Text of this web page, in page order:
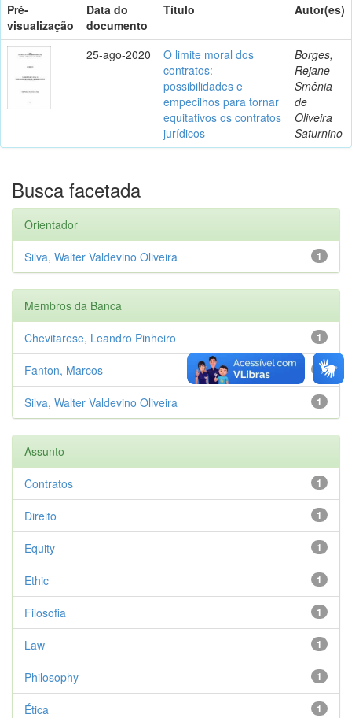
Pré-
visualização
Data do
documento
Título Autor(es)
25-ago-2020
O limite moral dos
contratos:
possibilidades e
empecilhos para tornar
equitativos os contratos
jurídicos
Borges,
Rejane
Smênia
de
Oliveira
Saturnino
Busca facetada
Orientador
1
Silva, Walter Valdevino Oliveira
Membros da Banca
1
Chevitarese, Leandro Pinheiro
1
Fanton, Marcos
1
Silva, Walter Valdevino Oliveira
Assunto
1
Contratos
1
Direito
1
Equity
1
Ethic
1
Filosofia
1
Law
1
Philosophy
1
Ética